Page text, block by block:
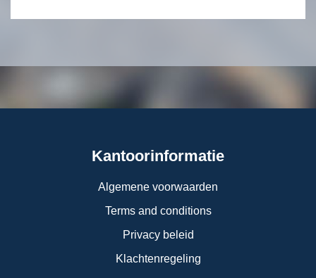
Kantoorinformatie
Algemene voorwaarden
Terms and conditions
Privacy beleid
Klachtenregeling